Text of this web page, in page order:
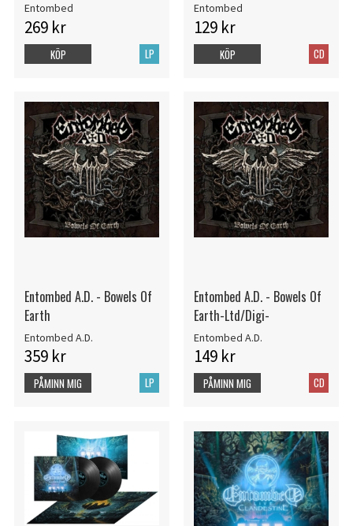
Entombed
269 kr
LP
KÖP
Entombed
129 kr
CD
KÖP
Entombed A.D. - Bowels Of
Earth
Entombed A.D.
359 kr
LP
PÅMINN MIG
Entombed A.D. - Bowels Of
Earth-Ltd/Digi-
Entombed A.D.
149 kr
CD
PÅMINN MIG